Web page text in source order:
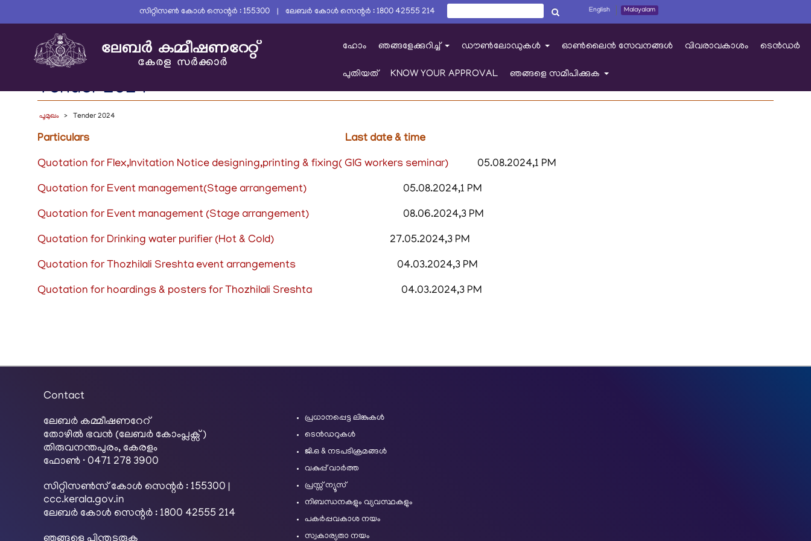
സിറ്റിസൺ കോൾ സെന്റർ : 155300 | ലേബർ കോൾ സെന്റർ : 1800 42555 214 തിരയൂ English Malayalam
ഹോം ഞങ്ങളേക്കുറിച്ച് ഡൗൺലോഡുകൾ ഓൺലൈൻ സേവനങ്ങൾ വിവരാവകാശം ടെൻഡർ
പുതിയത് KNOW YOUR APPROVAL ഞങ്ങളെ സമീപിക്കുക
Tender 2024
പൂമുഖം Tender 2024
Particulars Last date & time
Quotation for Flex,Invitation Notice designing,printing & fixing( GIG workers seminar) 05.08.2024,1 PM
Quotation for Event management(Stage arrangement) 05.08.2024,1 PM
Quotation for Event management (Stage arrangement) 08.06.2024,3 PM
Quotation for Drinking water purifier (Hot & Cold) 27.05.2024,3 PM
Quotation for Thozhilali Sreshta event arrangements 04.03.2024,3 PM
Quotation for hoardings & posters for Thozhilali Sreshta 04.03.2024,3 PM
Contact
ലേബര്‍ കമ്മീഷണറേറ്
തോഴിൽ ഭവൻ (ലേബർ കോംപ്ലക്സ്)
തിരുവനന്തപുരം, കേരളം
ഫോൺ · 0471 278 3900
സിറ്റിസൺസ് കോൾ സെന്റർ : 155300 |
ccc.kerala.gov.in
ലേബർ കോൾ സെന്റർ : 1800 42555 214
പ്രധാനപ്പെട്ട ലിങ്കുകൾ
ടെൻഡറുകൾ
ജി.ഒ & നടപടിക്രമങ്ങൾ
വകുപ്പ് വാർത്ത
പ്രസ്സ് ന്യൂസ്
നിബന്ധനകളും വ്യവസ്ഥകളും
പകർപ്പവകാശ നയം
സ്വകാര്യതാ നയം